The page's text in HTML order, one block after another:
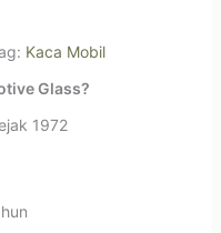
Kaca Mobil
Glass?
1972